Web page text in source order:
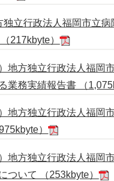
独立行政法人福岡市立
217kbyte）
地方独立行政法人福岡
業務実績報告書 （
地方独立行政法人福岡
）
地方独立行政法人福岡
ついて （253kbyte）